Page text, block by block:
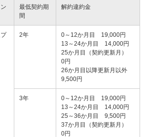
最低契約期
間
解約違約金
2年
0～12か月目 19,000円
13～24か月目 14,000円
25か月目（契約更新月）
0円
26か月目以降更新月以外
9,500円
3年
0～12か月目 19,000円
13～24か月目 14,000円
25～36か月目 9,500円
37か月目（契約更新月）
0円